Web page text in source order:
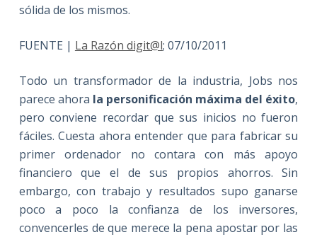
sólida de los mismos.
FUENTE | La Razón digit@l; 07/10/2011
Todo un transformador de la industria, Jobs nos
parece ahora la personificación máxima del éxito,
pero conviene recordar que sus inicios no fueron
fáciles. Cuesta ahora entender que para fabricar su
primer ordenador no contara con más apoyo
financiero que el de sus propios ahorros. Sin
embargo, con trabajo y resultados supo ganarse
poco a poco la confianza de los inversores,
convencerles de que merece la pena apostar por las